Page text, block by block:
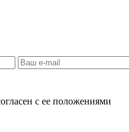
с ее положениями